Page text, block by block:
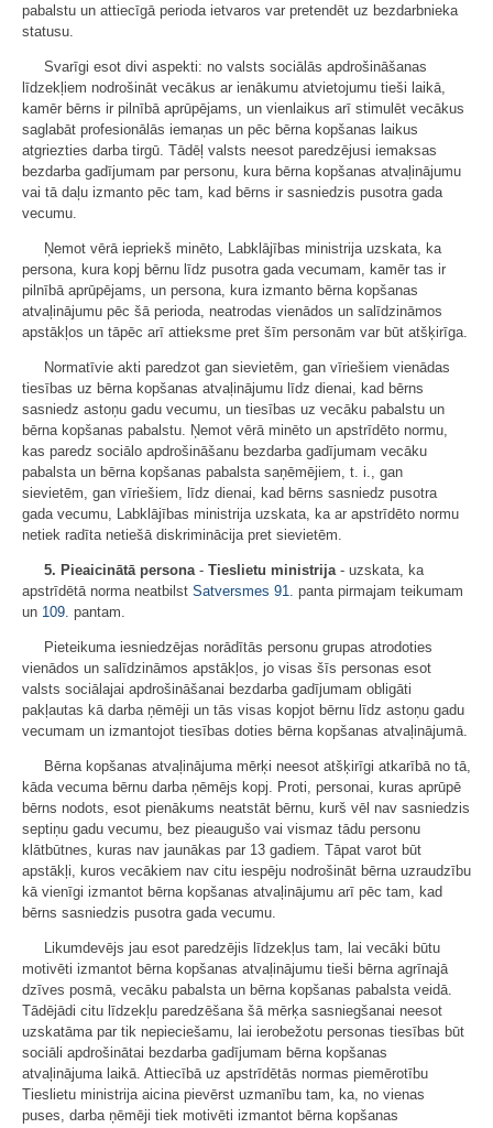
pabalstu un attiecīgā perioda ietvaros var pretendēt uz bezdarbnieka
statusu.
Svarīgi esot divi aspekti: no valsts sociālās apdrošināšanas
līdzekļiem nodrošināt vecākus ar ienākumu atvietojumu tieši laikā,
kamēr bērns ir pilnībā aprūpējams, un vienlaikus arī stimulēt vecākus
saglabāt profesionālās iemaņas un pēc bērna kopšanas laikus
atgriezties darba tirgū. Tādēļ valsts neesot paredzējusi iemaksas
bezdarba gadījumam par personu, kura bērna kopšanas atvaļinājumu
vai tā daļu izmanto pēc tam, kad bērns ir sasniedzis pusotra gada
vecumu.
Ņemot vērā iepriekš minēto, Labklājības ministrija uzskata, ka
persona, kura kopj bērnu līdz pusotra gada vecumam, kamēr tas ir
pilnībā aprūpējams, un persona, kura izmanto bērna kopšanas
atvaļinājumu pēc šā perioda, neatrodas vienādos un salīdzināmos
apstākļos un tāpēc arī attieksme pret šīm personām var būt atšķirīga.
Normatīvie akti paredzot gan sievietēm, gan vīriešiem vienādas
tiesības uz bērna kopšanas atvaļinājumu līdz dienai, kad bērns
sasniedz astoņu gadu vecumu, un tiesības uz vecāku pabalstu un
bērna kopšanas pabalstu. Ņemot vērā minēto un apstrīdēto normu,
kas paredz sociālo apdrošināšanu bezdarba gadījumam vecāku
pabalsta un bērna kopšanas pabalsta saņēmējiem, t. i., gan
sievietēm, gan vīriešiem, līdz dienai, kad bērns sasniedz pusotra
gada vecumu, Labklājības ministrija uzskata, ka ar apstrīdēto normu
netiek radīta netiešā diskriminācija pret sievietēm.
5. Pieaicinātā persona- Tieslietu ministrija- uzskata, ka
apstrīdētā norma neatbilst Satversmes 91. panta pirmajam teikumam
un 109. pantam.
Pieteikuma iesniedzējas norādītās personu grupas atrodoties
vienādos un salīdzināmos apstākļos, jo visas šīs personas esot
valsts sociālajai apdrošināšanai bezdarba gadījumam obligāti
pakļautas kā darba ņēmēji un tās visas kopjot bērnu līdz astoņu gadu
vecumam un izmantojot tiesības doties bērna kopšanas atvaļinājumā.
Bērna kopšanas atvaļinājuma mērķi neesot atšķirīgi atkarībā no tā,
kāda vecuma bērnu darba ņēmējs kopj. Proti, personai, kuras aprūpē
bērns nodots, esot pienākums neatstāt bērnu, kurš vēl nav sasniedzis
septiņu gadu vecumu, bez pieaugušo vai vismaz tādu personu
klātbūtnes, kuras nav jaunākas par 13 gadiem. Tāpat varot būt
apstākļi, kuros vecākiem nav citu iespēju nodrošināt bērna uzraudzību
kā vienīgi izmantot bērna kopšanas atvaļinājumu arī pēc tam, kad
bērns sasniedzis pusotra gada vecumu.
Likumdevējs jau esot paredzējis līdzekļus tam, lai vecāki būtu
motivēti izmantot bērna kopšanas atvaļinājumu tieši bērna agrīnajā
dzīves posmā, vecāku pabalsta un bērna kopšanas pabalsta veidā.
Tādējādi citu līdzekļu paredzēšana šā mērķa sasniegšanai neesot
uzskatāma par tik nepieciešamu, lai ierobežotu personas tiesības būt
sociāli apdrošinātai bezdarba gadījumam bērna kopšanas
atvaļinājuma laikā. Attiecībā uz apstrīdētās normas piemērotību
Tieslietu ministrija aicina pievērst uzmanību tam, ka, no vienas
puses, darba ņēmēji tiek motivēti izmantot bērna kopšanas